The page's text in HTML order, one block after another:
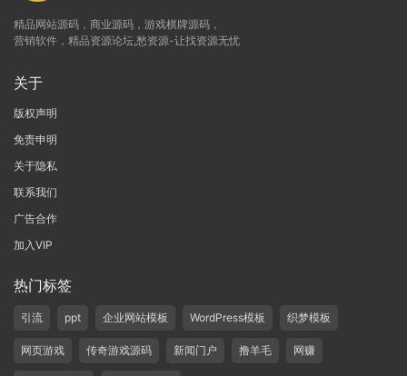
精品网站源码，商业源码，游戏棋牌源码，
营销软件，精品资源论坛,愁资源-让找资源无忧
关于
版权声明
免责申明
关于隐私
联系我们
广告合作
加入VIP
热门标签
引流 ppt 企业网站模板 WordPress模板 织梦模板
网页游戏 传奇游戏源码 新闻门户 撸羊毛 网赚